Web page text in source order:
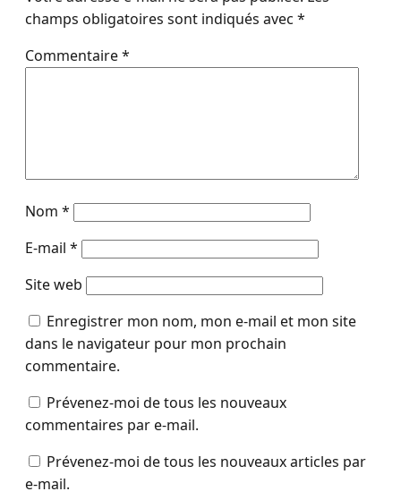
champs obligatoires sont indiqués avec *
Commentaire*
Nom *
E-mail *
Site web
Enregistrer mon nom, mon e-mail et mon site
dans le navigateur pour mon prochain
commentaire.
Prévenez-moi de tous les nouveaux
commentaires par e-mail.
Prévenez-moi de tous les nouveaux articles par
e-mail.